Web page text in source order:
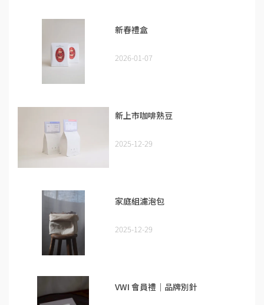
新春禮盒
2026-01-07
新上市咖啡熟豆
2025-12-29
家庭組濾泡包
2025-12-29
VWI 會員禮｜品牌別針